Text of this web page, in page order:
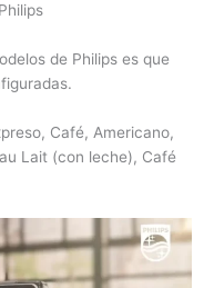
de Philips es que
Café, Americano,
Lait (con leche), Café